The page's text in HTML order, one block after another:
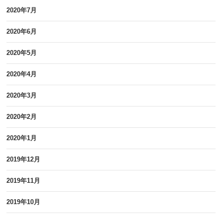
2020年7月
2020年6月
2020年5月
2020年4月
2020年3月
2020年2月
2020年1月
2019年12月
2019年11月
2019年10月